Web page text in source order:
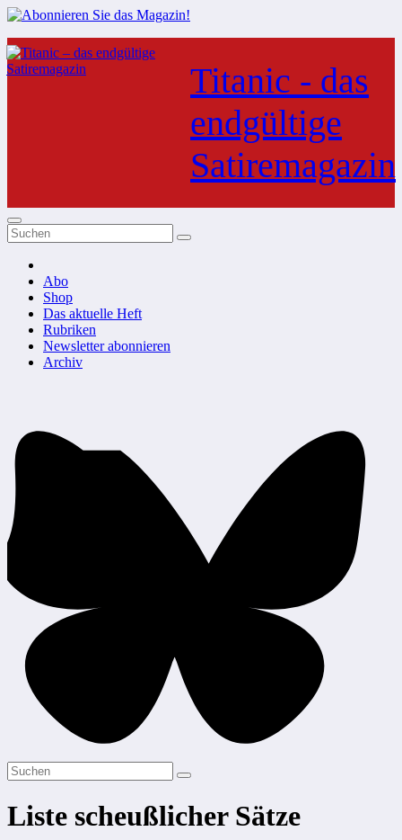
Zum
Inhalt
springen
Titanic - das
endgültige
Satiremagazin
Abo
Shop
Das aktuelle Heft
Rubriken
Newsletter abonnieren
Archiv
Liste scheußlicher Sätze